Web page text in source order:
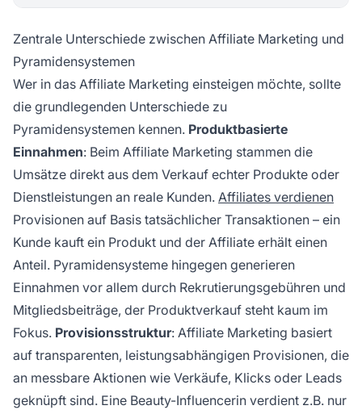
Zentrale Unterschiede zwischen Affiliate Marketing und
Pyramidensystemen
Wer in das Affiliate Marketing einsteigen möchte, sollte
die grundlegenden Unterschiede zu
Pyramidensystemen kennen. Produktbasierte
Einnahmen: Beim Affiliate Marketing stammen die
Umsätze direkt aus dem Verkauf echter Produkte oder
Dienstleistungen an reale Kunden. Affiliates verdienen
Provisionen auf Basis tatsächlicher Transaktionen – ein
Kunde kauft ein Produkt und der Affiliate erhält einen
Anteil. Pyramidensysteme hingegen generieren
Einnahmen vor allem durch Rekrutierungsgebühren und
Mitgliedsbeiträge, der Produktverkauf steht kaum im
Fokus. Provisionsstruktur: Affiliate Marketing basiert
auf transparenten, leistungsabhängigen Provisionen, die
an messbare Aktionen wie Verkäufe, Klicks oder Leads
geknüpft sind. Eine Beauty-Influencerin verdient z.B. nur